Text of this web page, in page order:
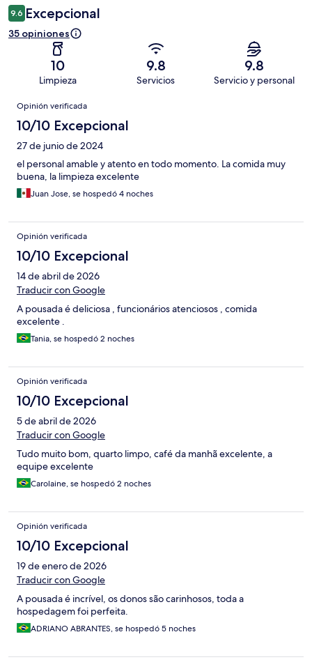
9.6 Excepcional
35 opiniones
10
Limpieza
9.8
Servicios
9.8
Servicio y personal
Opiniones
Opinión verificada
10/10 Excepcional
27 de junio de 2024
el personal amable y atento en todo momento. La comida muy
buena, la limpieza excelente
Juan Jose, se hospedó 4 noches
Opinión verificada
10/10 Excepcional
14 de abril de 2026
Traducir con Google
A pousada é deliciosa , funcionários atenciosos , comida
excelente .
Tania, se hospedó 2 noches
Opinión verificada
10/10 Excepcional
5 de abril de 2026
Traducir con Google
Tudo muito bom, quarto limpo, café da manhã excelente, a
equipe excelente
Carolaine, se hospedó 2 noches
Opinión verificada
10/10 Excepcional
19 de enero de 2026
Traducir con Google
A pousada é incrível, os donos são carinhosos, toda a
hospedagem foi perfeita.
ADRIANO ABRANTES, se hospedó 5 noches